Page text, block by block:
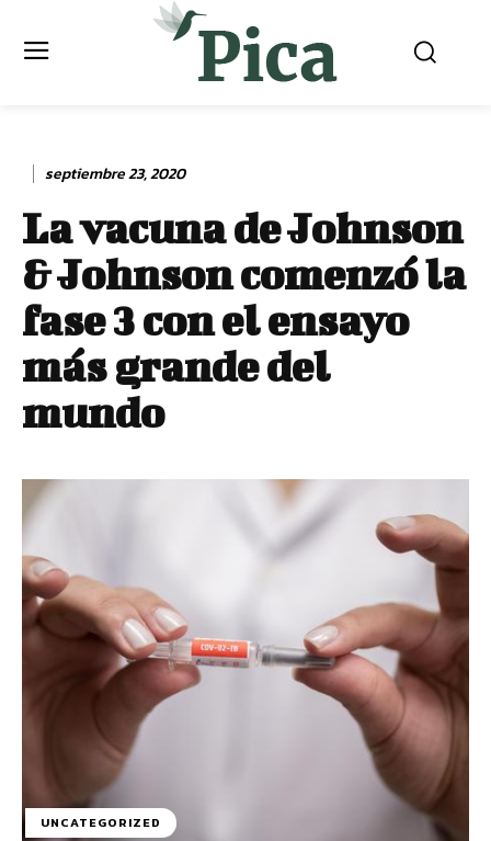
septiembre 23, 2020
La vacuna de Johnson
& Johnson comenzó la
fase 3 con el ensayo
más grande del
mundo
UNCATEGORIZED